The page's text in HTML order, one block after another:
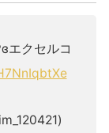
エクセルコ